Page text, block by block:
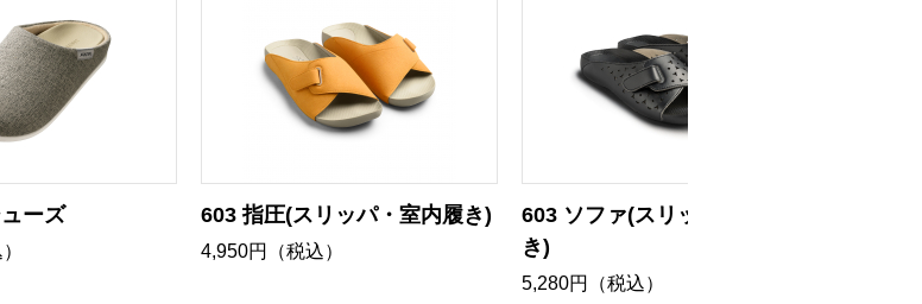
ーズ 603 指圧(スリッパ・室内履き)
4,950円（税込）
603 ソファ(スリッパ・室内履
き)
5,280円（税込）